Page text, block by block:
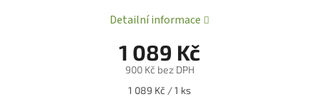
1 089 Kč
900 Kč bez DPH
Měrná
1 089 Kč / 1 ks
Detailní informace